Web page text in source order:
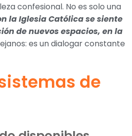
confesional. No es solo una
la Iglesia Católica se siente
de nuevos espacios, en la
es un dialogar constante
de